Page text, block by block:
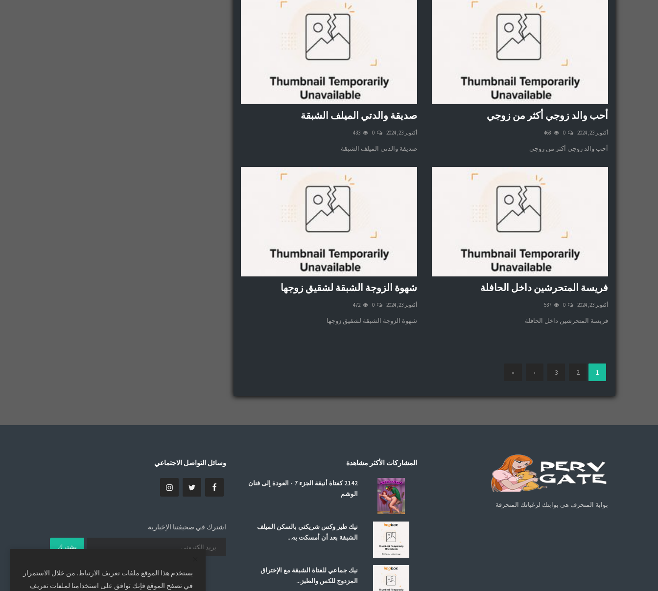
أحب والد زوجي أكثر من زوجي
أكتوبر 23, 2024 0
468
أحب والد زوجي أكثر من زوجي
صديقة والدتي الميلف الشبقة
أكتوبر 23, 2024 0
433
صديقة والدتي الميلف الشبقة
فريسة المتحرشين داخل الحافلة
أكتوبر 23, 2024 0
537
فريسة المتحرشين داخل الحافلة
شهوة الزوجة الشبقة لشقيق زوجها
أكتوبر 23, 2024 0
472
شهوة الزوجة الشبقة لشقيق زوجها
1
2
3
›
»
بوابة المنحرف هى بوابتك لرغباتك المنحرفة
المشاركات الأكثر مشاهدة
2142 كفتاة أنيقة الجزء 7 - العودة إلى فنان
الوشم
نيك طيز وكس شريكتي بالسكن الميلف
الشبقة بعد أن أمسكت به...
نيك جماعي للفتاة الشبقة مع الإختراق
المزدوج للكس والطيز...
وسائل التواصل الاجتماعي
اشترك في صحيفتنا الإخبارية
يشترك
يستخدم هذا الموقع ملفات تعريف الارتباط. من خلال الاستمرار
في تصفح الموقع فإنك توافق على استخدامنا لملفات تعريف